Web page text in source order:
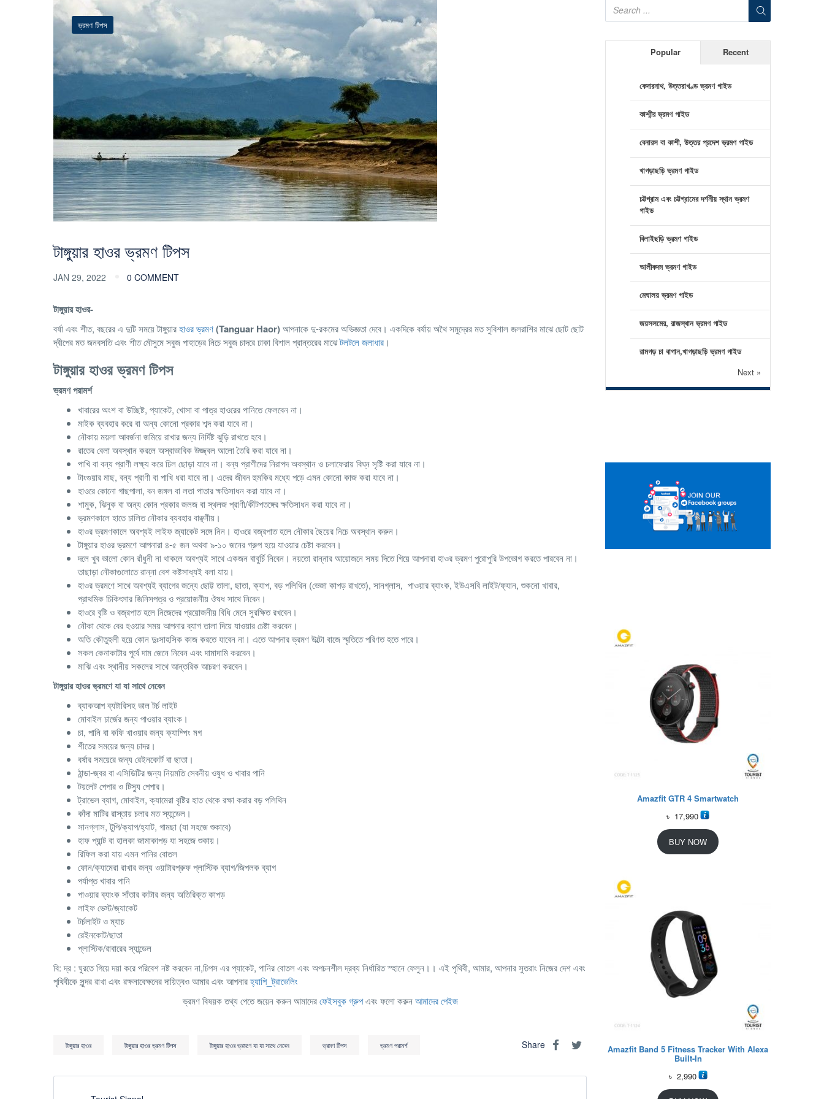
ভ্রমণ টিপস
টাঙ্গুয়ার হাওর ভ্রমণ টিপস
JAN 29, 2022 0 COMMENT
টাঙ্গুয়ার হাওর-
বর্ষা এবং শীত, বছরের এ দুটি সময়ে টাঙ্গুয়ারহাওর ভ্রমণ(Tanguar Haor)আপনাকে দু-রকমের অভিজ্ঞতা দেবে। একদিকে বর্ষায় অথৈ সমুদ্রের মত সুবিশাল জলরাশির মাঝে ছোট ছোট
দ্বীপের মত জনবসতি এবং শীত মৌসুমে সবুজ পাহাড়ের নিচে সবুজ চাদরে ঢাকা বিশাল প্রান্তরের মাঝেটলটলে জলাধার ।
টাঙ্গুয়ার হাওর ভ্রমণ টিপস
ভ্রমণ পরামর্শ
খাবারের অংশ বা উচ্ছিষ্ট, প্যাকেট, খোসা বা পাত্র হাওরের পানিতে ফেলবেন না।
মাইক ব্যবহার করে বা অন্য কোনো প্রকার শব্দ করা যাবে না।
নৌকায় ময়লা আবর্জনা জমিয়ে রাখার জন্য নির্দিষ্ট ঝুড়ি রাখতে হবে।
রাতের বেলা অবস্থান করলে অস্বাভাবিক উজ্জ্বল আলো তৈরি করা যাবে না।
পাখি বা বন্য প্রাণী লক্ষ্য করে ঢিল ছোড়া যাবে না। বন্য প্রাণীদের নিরাপদ অবস্থান ও চলাফেরায় বিঘ্ন সৃষ্টি করা যাবে না।
টাংগুয়ার মাছ, বন্য প্রাণী বা পাখি ধরা যাবে না। এদের জীবন হুমকির মধ্যে পড়ে এমন কোনো কাজ করা যাবে না।
হাওরে কোনো গাছপালা, বন জঙ্গল বা লতা পাতার ক্ষতিসাধন করা যাবে না।
শামুক, ঝিনুক বা অন্য কোন প্রকার জলজ বা স্থলজ প্রাণী/কীটপতঙ্গের ক্ষতিসাধন করা যাবে না।
ভ্রমণকালে হাতে চালিত নৌকার ব্যবহার বাঞ্ছনীয়।
হাওর ভ্রমণকালে অবশ্যই লাইফ জ্যাকেট সঙ্গে নিন। হাওরে বজ্রপাত হলে নৌকার ছৈয়ের নিচে অবস্থান করুন।
টাঙ্গুয়ার হাওর ভ্রমণে আপনারা ৪-৫ জন অথবা ৯-১০ জনের গ্রুপ হয়ে যাওয়ার চেষ্টা করবেন।
দলে খুব ভালো কোন রাঁধুনী না থাকলে অবশ্যই সাথে একজন বাবুর্চি নিবেন। নয়তো রান্নার আয়োজনে সময় দিতে গিয়ে আপনারা হাওর ভ্রমণ পুরোপুরি উপভোগ করতে পারবেন না।
তাছাড়া নৌকাগুলোতে রান্না বেশ কষ্টসাধ্যই বলা যায়।
হাওর ভ্রমণে সাথে অবশ্যই ব্যাগের জন্যে ছোট্ট তালা, ছাতা, ক্যাপ, বড় পলিথিন (ভেজা কাপড় রাখতে), সানগ্লাস, পাওয়ার ব্যাংক, ইউএসবি লাইট/ফ্যান, শুকনো খাবার,
প্রাথমিক চিকিৎসার জিনিসপত্র ও প্রয়োজনীয় ঔষধ সাথে নিবেন।
হাওরে বৃষ্টি ও বজ্রপাত হলে নিজেদের প্রয়োজনীয় বিধি মেনে সুরক্ষিত রখবেন।
নৌকা থেকে বের হওয়ার সময় আপনার ব্যাগ তালা দিয়ে যাওয়ার চেষ্টা করবেন।
অতি কৌতুহলী হয়ে কোন দুঃসাহসিক কাজ করতে যাবেন না। এতে আপনার ভ্রমণ উল্টো বাজে স্মৃতিতে পরিণত হতে পারে।
সকল কেনাকাটার পূর্বে দাম জেনে নিবেন এবং দামাদামি করবেন।
মাঝি এবং স্থানীয় সকলের সাথে আন্তরিক আচরণ করবেন।
টাঙ্গুয়ার হাওর ভ্রমণে যা যা সাথে নেবেন
ব্যাকআপ ব্যটারিসহ ভাল টর্চ লাইট
মোবাইল চার্জের জন্য পাওয়ার ব্যাংক।
চা, পানি বা কফি খাওয়ার জন্য ক্যাম্পিং মগ
শীতের সময়ের জন্য চাদর।
বর্ষার সময়েরে জন্য রেইনকোর্ট বা ছাতা।
ঠান্ডা-জ্বর বা এসিডিটির জন্য নিয়মতি সেবনীয় ওষুধ ও খাবার পানি
টয়লেট পেপার ও টিস্যু পেপার।
ট্রাভেল ব্যাগ, মোবাইল, ক্যামেরা বৃষ্টির হাত থেকে রক্ষা করার বড় পলিথিন
কাঁদা মাটির রাস্তায় চলার মত স্যান্ডেল।
সানগ্লাস, টুপি/ক্যাপ/হ্যাট, গামছা (যা সহজে শুকাবে)
হাফ প্যান্ট বা হালকা জামাকাপড় যা সহজে শুকায়।
রিফিল করা যায় এমন পানির বোতল
ফোন/ক্যামেরা রাখার জন্য ওয়াটারপ্রুফ প্লাস্টিক ব্যাগ/জিপলক ব্যাগ
পর্যাপ্ত খাবার পানি
পাওয়ার ব্যাংক সাঁতার কাটার জন্য অতিরিক্ত কাপড়
লাইফ ভেস্ট/জ্যাকেট
টর্চলাইট ও ম্যাচ
রেইনকোট/ছাতা
প্লাস্টিক/রাবারের স্যান্ডেল
বি: দ্র : ঘুরতে গিয়ে দয়া করে পরিবেশ নষ্ট করবেন না,চিপস এর প্যাকেট, পানির বোতল এবং অপচনশীল দ্রব্য নির্ধারিত স্হানে ফেলুন।। এই পৃথিবী, আমার, আপনার সুতরাং নিজের দেশ এবং
পৃথিবীকে সুন্দর রাখা এবং রক্ষনাবেক্ষনের দায়িত্বও আমার এবং আপনারহ্যাপি_ট্রাভেলিং
ভ্রমণ বিষয়ক তথ্য পেতে জয়েন করুন আমাদেরফেইসবুক গ্রুপএবং ফলো করুনআমাদের পেইজ
টাঙ্গুয়ার হাওর টাঙ্গুয়ার হাওর ভ্রমণ টিপস টাঙ্গুয়ার হাওর ভ্রমণে যা যা সাথে নেবেন ভ্রমণ টিপস ভ্রমণ পরামর্শ Share
Popular Recent
কেদারনাথ, উত্তরাখণ্ড ভ্রমণ গাইড
কাশ্মীর ভ্রমণ গাইড
বেনারস বা কাশী, উত্তর প্রদেশ ভ্রমণ গাইড
খাগড়াছড়ি ভ্রমণ গাইড
চট্টগ্রাম এবং চট্টগ্রামের দর্শনীয় স্থান ভ্রমণ
গাইড
বিলাইছড়ি ভ্রমণ গাইড
আলীকদম ভ্রমণ গাইড
মেঘালয় ভ্রমণ গাইড
জয়সলমের, রাজস্থান ভ্রমণ গাইড
রামগড় চা বাগান,খাগড়াছড়ি ভ্রমণ গাইড
Next »
Amazfit GTR 4 Smartwatch
৳ 17,990
BUY NOW
Amazfit Band 5 Fitness Tracker With Alexa
Built-In
৳ 2,990